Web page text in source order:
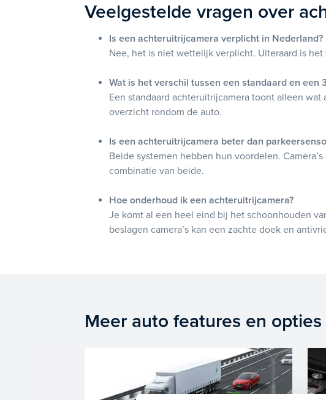
Veelgestelde vragen over
Is een achteruitrijcamera verplicht in Nederland?
Nee, het is niet wettelijk verplicht. Uiteraard is
Wat is het verschil tussen een standaard en een
Een standaard achteruitrijcamera toont alleen
overzicht rondom de auto.
Is een achteruitrijcamera beter dan
Beide systemen hebben hun voordelen.
combinatie van beide.
Hoe onderhoud ik een achteruitrijcamera?
Je komt al een heel eind bij het schoonhouden
beslagen camera’s kan een zachte doek en
Meer auto features en opties